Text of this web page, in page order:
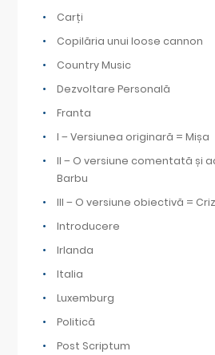
Carți
Copilăria unui loose cannon
Country Music
Dezvoltare Personală
Franta
I – Versiunea originară = Mișa
II – O versiune comentată și
Barbu
III – O versiune obiectivă =
Introducere
Irlanda
Italia
Luxemburg
Politică
Post Scriptum